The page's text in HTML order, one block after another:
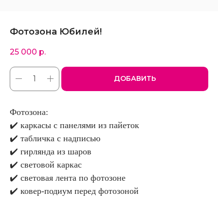
Фотозона Юбилей!
25 000 р.
ДОБАВИТЬ
Фотозона:
✔️ каркасы с панелями из пайеток
✔️ табличка с надписью
✔️ гирлянда из шаров
✔️ световой каркас
✔️ световая лента по фотозоне
✔️ ковер-подиум перед фотозоной